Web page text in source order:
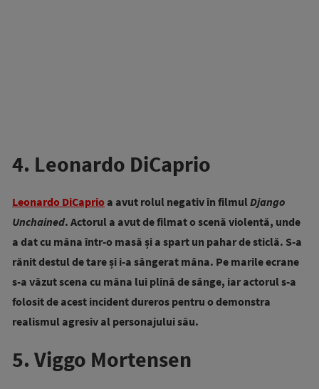
4. Leonardo DiCaprio
Leonardo DiCaprio a avut rolul negativ în filmulDjango
Unchained. Actorul a avut de filmat o scenă violentă, unde
a dat cu mâna într-o masă și a spart un pahar de sticlă. S-a
rănit destul de tare și i-a sângerat mâna. Pe marile ecrane
s-a văzut scena cu mâna lui plină de sânge, iar actorul s-a
folosit de acest incident dureros pentru o demonstra
realismul agresiv al personajului său.
5. Viggo Mortensen